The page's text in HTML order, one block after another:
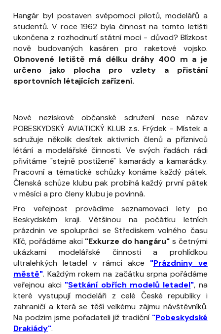
Hangár byl postaven svépomoci pilotů, modelářů a
studentů. V roce 1962 byla činnost na tomto letišti
ukončena z rozhodnutí státní moci - důvod? Blízkost
nově budovaných kasáren pro raketové vojsko.
Obnovené letiště má délku dráhy 400 m a je
určeno jako plocha pro vzlety a přistání
sportovních létajících zařízení.
Nové neziskové občanské sdružení nese název
POBESKYDSKÝ AVIATICKÝ KLUB z.s. Frýdek - Místek a
sdružuje několik desítek aktivních členů a příznivců
létání a modelářské činnosti. Ve svých řadách rádi
přivítáme "stejně postižené" kamarády a kamarádky.
Pracovní a tématické schůzky konáme každý pátek.
Členská schůze klubu pak probíhá každý první pátek
v měsíci a pro členy klubu je povinná.
Pro veřejnost provádíme seznamovací lety po
Beskydském kraji.
Většinou na počátku letních
prázdnin ve spolupráci se Střediskem volného času
Klíč, pořádáme akci "Exkurze do hangáru" s četnými
ukázkami modelářské činnosti a prohlídkou
ultralehkých letadel v rámci akce "Prázdniny ve
městě". Každým rokem na začátku srpna pořádáme
veřejnou akci "Setkání obřích modelů letadel", na
které vystupují modeláři z celé České republiky i
zahraničí a která se těší velkému zájmu návštěvníků.
Na podzim jsme pořadateli již tradiční "Pobeskydské
Drakiády".